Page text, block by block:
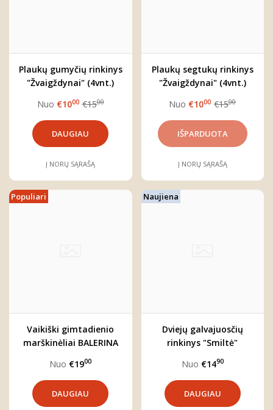
Plaukų gumyčių rinkinys
"Žvaigždynai" (4vnt.)
Nuo €1000 €1500
DAUGIAU
Į NORŲ SĄRAŠĄ
Plaukų segtukų rinkinys
"Žvaigždynai" (4vnt.)
Nuo €1000 €1500
Į NORŲ SĄRAŠĄ
Populiari
Vaikiški gimtadienio
marškinėliai BALERINA
Nuo €1900
DAUGIAU
Naujiena
Dviejų galvajuosčių
rinkinys "Smiltė"
Nuo €1490
DAUGIAU